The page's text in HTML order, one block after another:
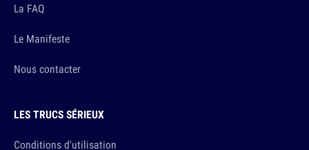
La FAQ
Le Manifeste
Nous contacter
LES TRUCS SÉRIEUX
Conditions d'utilisation